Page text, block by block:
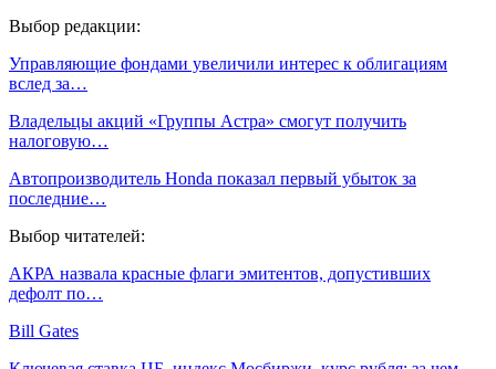
Выбор редакции:
Управляющие фондами увеличили интерес к облигациям
вслед за…
Владельцы акций «Группы Астра» смогут получить
налоговую…
Автопроизводитель Honda показал первый убыток за
последние…
Выбор читателей:
АКРА назвала красные флаги эмитентов, допустивших
дефолт по…
Bill Gates